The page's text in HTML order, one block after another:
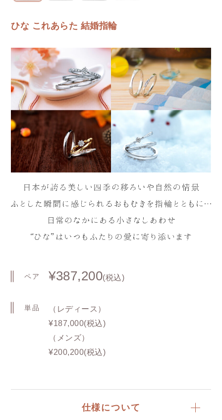
ひな これあらた 結婚指輪
ペア ¥387,200(税込)
単品
（レディース）
¥187,000(税込)
（メンズ）
¥200,200(税込)
仕様について